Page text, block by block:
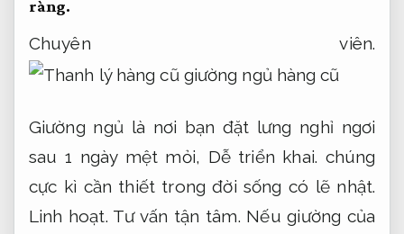
ràng.
Chuyên viên.
Giường ngủ là nơi bạn đặt lưng nghỉ ngơi
sau 1 ngày mệt mỏi, Dễ triển khai. chúng
cực kì cần thiết trong đời sống có lẽ nhật.
Linh hoạt. Tư vấn tận tâm. Nếu giường của